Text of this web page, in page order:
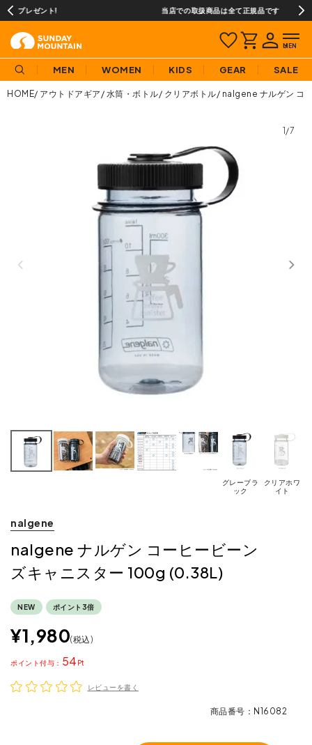
当店での取扱商品は全て正規品です
MEN WOMEN KIDS GEAR SALE
HOME アウトドアギア 水筒・ボトル クリアボトル nalgene ナルゲン コ
1/7
グレーブラ
ック
クリアホワ
イト
nalgene
nalgene ナルゲン コーヒービーン
ズキャニスター 100g (0.38L)
NEW ポイント3倍
¥1,980 税込
54
ポイント
レビューを書く
商品番号 N16082